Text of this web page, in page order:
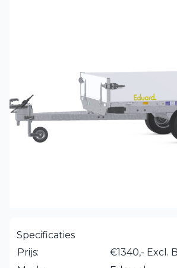
Specificaties
Prijs:
€1340,- Excl.